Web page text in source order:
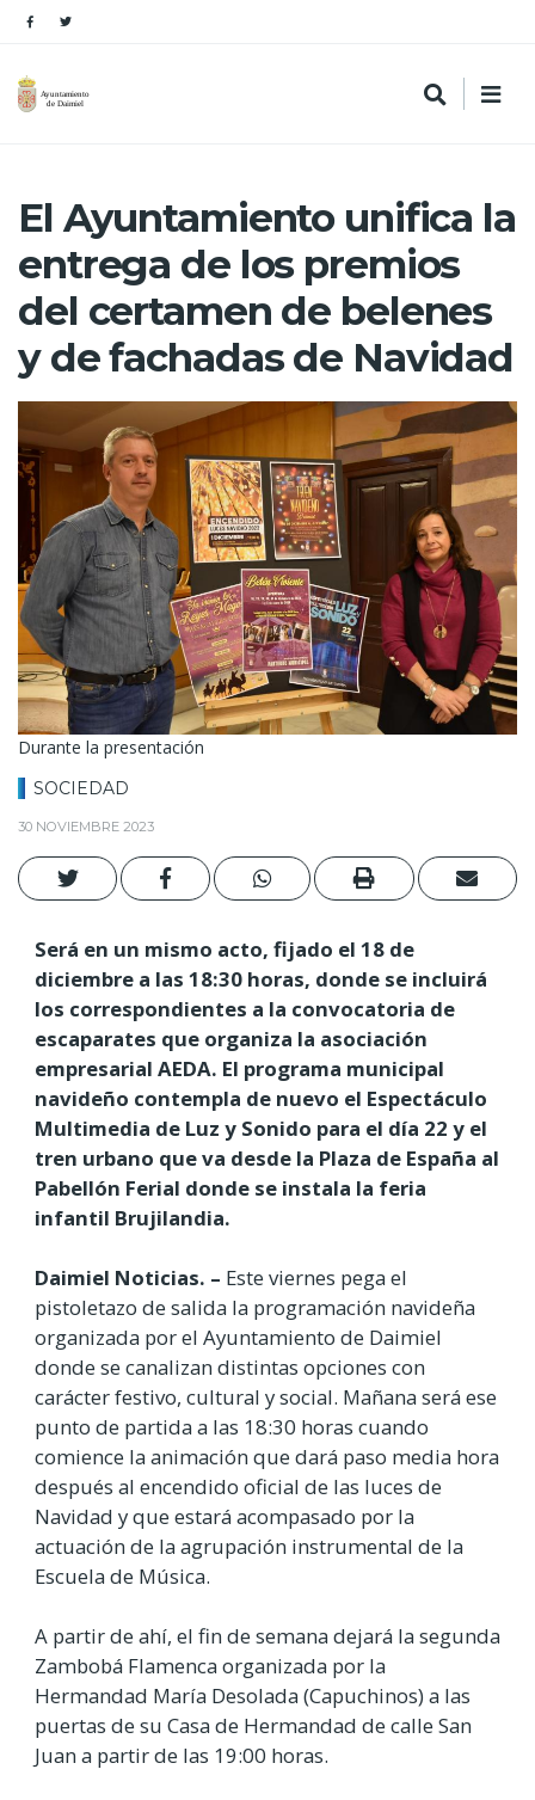
El Ayuntamiento unifica la
entrega de los premios
del certamen de belenes
y de fachadas de Navidad
Durante la presentación
SOCIEDAD
30 NOVIEMBRE 2023
Será en un mismo acto, fijado el 18 de
diciembre a las 18:30 horas, donde se incluirá
los correspondientes a la convocatoria de
escaparates que organiza la asociación
empresarial AEDA. El programa municipal
navideño contempla de nuevo el Espectáculo
Multimedia de Luz y Sonido para el día 22 y el
tren urbano que va desde la Plaza de España al
Pabellón Ferial donde se instala la feria
infantil Brujilandia.
Daimiel Noticias. – Este viernes pega el
pistoletazo de salida la programación navideña
organizada por el Ayuntamiento de Daimiel
donde se canalizan distintas opciones con
carácter festivo, cultural y social. Mañana será ese
punto de partida a las 18:30 horas cuando
comience la animación que dará paso media hora
después al encendido oficial de las luces de
Navidad y que estará acompasado por la
actuación de la agrupación instrumental de la
Escuela de Música.
A partir de ahí, el fin de semana dejará la segunda
Zambobá Flamenca organizada por la
Hermandad María Desolada (Capuchinos) a las
puertas de su Casa de Hermandad de calle San
Juan a partir de las 19:00 horas.